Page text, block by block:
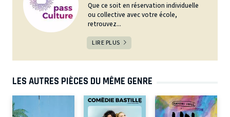
Que ce soit en réservation individuelle
ou collective avec votre école,
retrouvez...
LIRE PLUS
LES AUTRES PIÈCES DU MÊME GENRE